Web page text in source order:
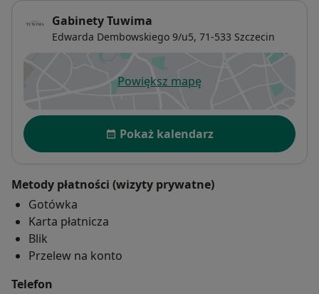
Gabinety Tuwima
Edwarda Dembowskiego 9/u5, 71-533 Szczecin
Powiększ mapęotwiera się w nowej karcie
Dostępność
Pokaż kalendarz
Metody płatności (wizyty prywatne)
Gotówka
Karta płatnicza
Blik
Przelew na konto
Telefon